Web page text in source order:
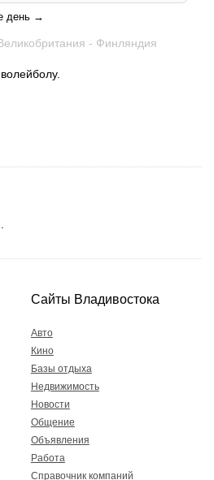
день →
Сайты Владивостока
Авто
Кино
Базы отдыха
Недвижимость
Новости
Общение
Объявления
Работа
Справочник компаний